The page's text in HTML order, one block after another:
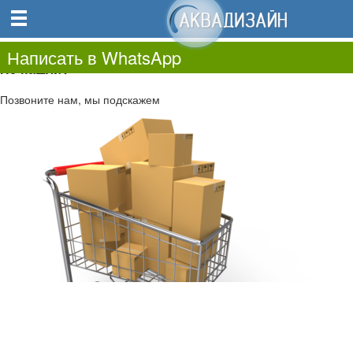
0.00
0
Не нашли?
Позвоните нам, мы подскажем
Написать в WhatsApp